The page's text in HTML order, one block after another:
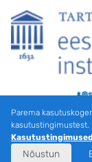
Parema
kasutustingimustest.
Kasutustingimused
Nõustun